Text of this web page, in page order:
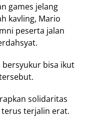
games jelang
kavling, Mario
peserta jalan
bersyukur bisa ikut
solidaritas
terjalin erat.